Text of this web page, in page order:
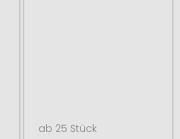
ab 25 Stück